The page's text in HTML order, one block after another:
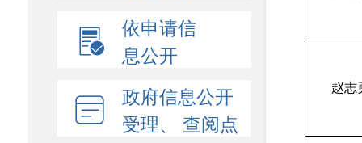
依申请信
息公开
政府信息公开
受理、 查阅点
赵志